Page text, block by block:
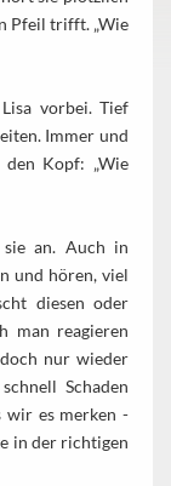
Pfeil trifft. „Wie
vorbei. Tief
Immer und
Kopf: „Wie
an. Auch in
und hören, viel
diesen oder
man reagieren
nur wieder
Schaden
wir es merken -
in der richtigen